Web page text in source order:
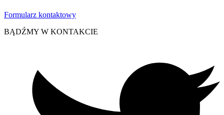
Formularz kontaktowy
BĄDŹMY W KONTAKCIE